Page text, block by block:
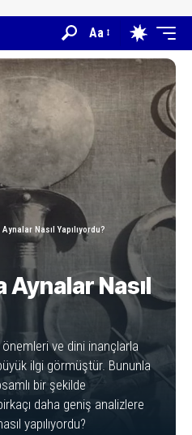
Aa
Aynalar Nasıl Yapılıyordu?
Aynalar Nasıl
önemleri ve dini inançlarla
ilgi görmüştür. Bununla
bir şekilde
daha geniş analizlere
yapılıyordu?